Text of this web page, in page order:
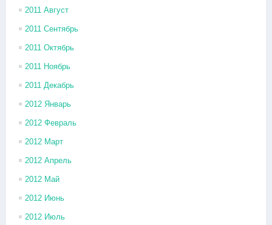
2011 Август
2011 Сентябрь
2011 Октябрь
2011 Ноябрь
2011 Декабрь
2012 Январь
2012 Февраль
2012 Март
2012 Апрель
2012 Май
2012 Июнь
2012 Июль